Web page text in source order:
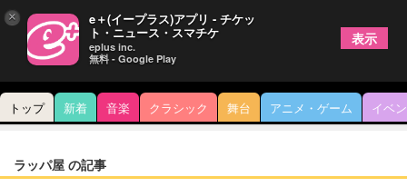
トップ 新着 音楽 クラシック 舞台 アニメ・ゲーム イベ
ラッパ屋 の記事
× e＋(イープラス)アプリ - チケッ
ト・ニュース・スマチケ
eplus inc.
無料 - Google Play
表示